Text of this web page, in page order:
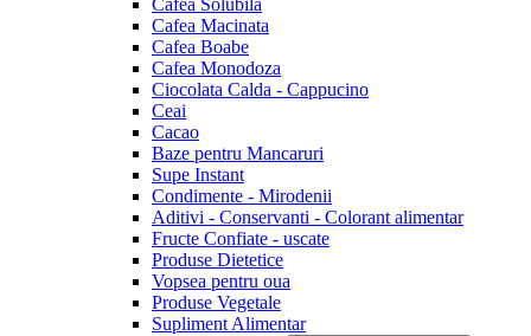
Cafea Solubila
Cafea Macinata
Cafea Boabe
Cafea Monodoza
Ciocolata Calda - Cappucino
Ceai
Cacao
Baze pentru Mancaruri
Supe Instant
Condimente - Mirodenii
Aditivi - Conservanti - Colorant alimentar
Fructe Confiate - uscate
Produse Dietetice
Vopsea pentru oua
Produse Vegetale
Supliment Alimentar